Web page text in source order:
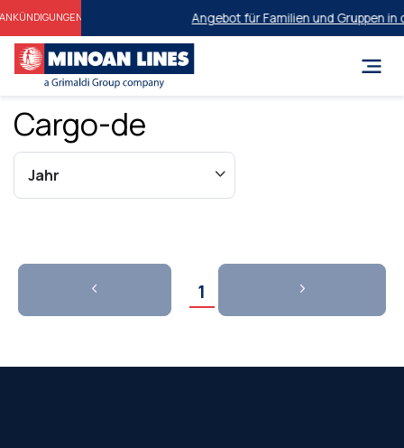
Angebot für Familien und Gruppen
Cargo-de
1